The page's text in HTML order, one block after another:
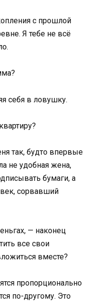
с прошлой
Я тебе не всё
себя в ловушку.
так, будто впервые
не удобная жена,
бумаги, а
сорвавший
— наконец
все свои
вместе?
пропорционально
по-другому. Это